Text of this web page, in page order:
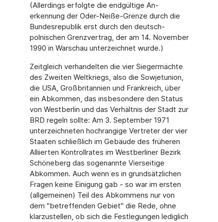
(Allerdings erfolgte die endgültige An-
erkennung der Oder-Neiße-Grenze durch die
Bundesrepublik erst durch den deutsch-
polnischen Grenzvertrag, der am 14. November
1990 in Warschau unterzeichnet wurde.)
Zeitgleich verhandelten die vier Siegermächte
des Zweiten Weltkriegs, also die Sowjetunion,
die USA, Großbritannien und Frankreich, über
ein Abkommen, das insbesondere den Status
von Westberlin und das Verhältnis der Stadt zur
BRD regeln sollte: Am 3. September 1971
unterzeichneten hochrangige Vertreter der vier
Staaten schließlich im Gebäude des früheren
Alliierten Kontrollrates im Westberliner Bezirk
Schöneberg das sogenannte Vierseitige
Abkommen. Auch wenn es in grundsätzlichen
Fragen keine Einigung gab - so war im ersten
(allgemeinen) Teil des Abkommens nur von
dem "betreffenden Gebiet" die Rede, ohne
klarzustellen, ob sich die Festlegungen lediglich